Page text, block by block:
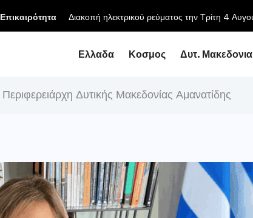
Επικαιρότητα
Ελλαδα Κοσμος Δυτ. Μακεδονια
Περιφερειάρχη Δυτικής Μακεδονίας Αμανατίδης